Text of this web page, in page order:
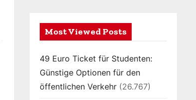
Most Viewed Posts
49 Euro Ticket für Studenten:
Günstige Optionen für den
öffentlichen Verkehr (26.767)